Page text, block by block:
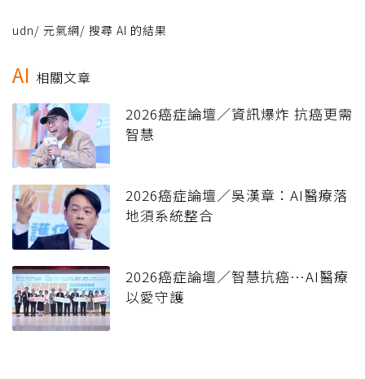
udn/ 元氣網/ 搜尋 AI 的結果
AI 相關文章
2026癌症論壇／資訊爆炸 抗癌更需
智慧
2026癌症論壇／吳漢章：AI醫療落
地須系統整合
2026癌症論壇／智慧抗癌…AI醫療
以愛守護